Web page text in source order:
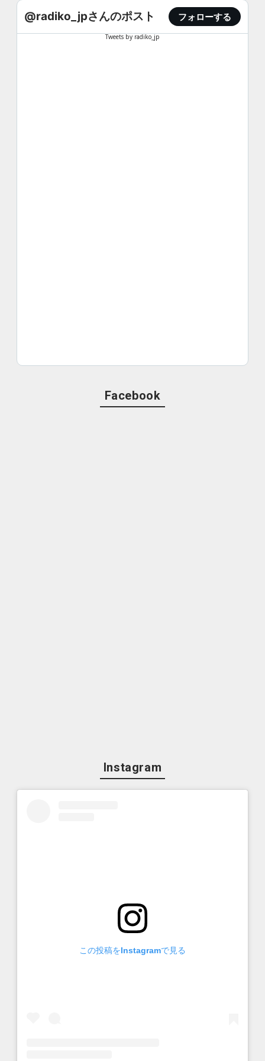
@radiko_jpさんのポスト フォローする
Tweets by radiko_jp
Facebook
Instagram
この投稿をInstagramで見る